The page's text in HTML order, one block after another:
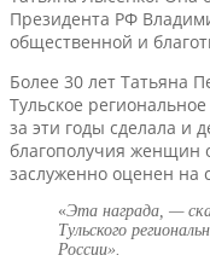
Президента РФ
общественной и
Более 30 лет Татьяна
Тульское
за эти годы сделала и
благополучия женщин
заслуженно оценен на
«Эта награда, —
Тульского
России».